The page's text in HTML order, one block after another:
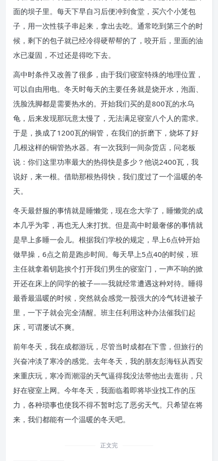
面的坝子里。每天下早自习后便冲到食堂，买六个小笼包
子，用一次性筷子串起来，拿出去吃。通常吃到第三个的时
候，剩下的包子就已经冷得硬帮帮的了，咬开后，里面的油
水已凝固，不过还是得吃下去。
高中时条件又改善了很多，由于我们寝室特殊的地理位置，
可以自由用电。冬天时每天的主要任务就是烧开水，泡面、
洗脸洗脚都是需要热水的。开始我们买的是800瓦的水乌
龟，后来发现那玩意太慢了，无法满足寝室八个人的需求。
于是，换成了1200瓦的铜管，在我们的折磨下，烧坏了好
几根这样的铜管热水器。有一次我到一间杂货店，问老板
说：你们这里功率最大的热得快是多少？他说2400瓦，我
说好，来一根。借助那根热得快，我们度过了一个温暖的冬
天。
冬天最舒服的事情就是睡懒觉，现在念大学了，睡懒觉的成
本几乎为零，再也无人来打扰。但是高中时最奢侈的事情就
是早上多睡一会儿。根据我们学校的规定，早上6点钟开始
做早操，6点之前是跑步时间。每天早上5点40的时候，班
主任就拿着钥匙挨个打开我们男生的寝室门，一声不响的掀
开还在床上的同学的被子——我就经常遭遇这种对待。睡得
最香最温暖的时候，突然就会感觉一股强大的冷气转进被子
里，一下子就会完全清醒。班主任利用这种办法催我们起
床，可谓屡试不爽。
前年冬天，我在成都游玩，尽管当时成都在下雪，但旅行的
兴奋冲淡了寒冷的感觉。去年冬天，我的朋友彭海钰从西安
来重庆玩，寒冷而潮湿的天气逼得我没法带他出去逛街，只
好在寝室上网。今年冬天，我面临着即将毕业找工作的压
力，各种琐事也使我不得不暂时忘了恶劣天气。只希望在将
来，我们都能有一个温暖的冬天吧。
正文完